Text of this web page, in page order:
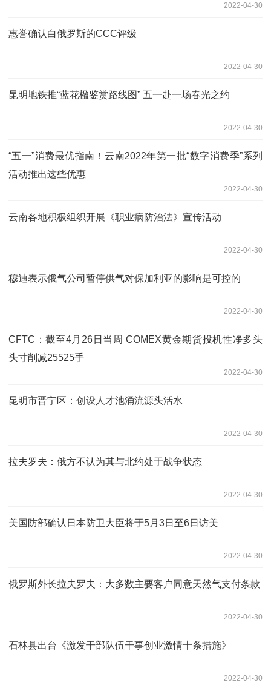
2022-04-30
惠誉确认白俄罗斯的CCC评级
2022-04-30
昆明地铁推“蓝花楹鉴赏路线图” 五一赴一场春光之约
2022-04-30
“五一”消费最优指南！云南2022年第一批“数字消费季”系列
活动推出这些优惠
2022-04-30
云南各地积极组织开展《职业病防治法》宣传活动
2022-04-30
穆迪表示俄气公司暂停供气对保加利亚的影响是可控的
2022-04-30
CFTC：截至4月26日当周 COMEX黄金期货投机性净多头
头寸削减25525手
2022-04-30
昆明市晋宁区：创设人才池涌流源头活水
2022-04-30
拉夫罗夫：俄方不认为其与北约处于战争状态
2022-04-30
美国防部确认日本防卫大臣将于5月3日至6日访美
2022-04-30
俄罗斯外长拉夫罗夫：大多数主要客户同意天然气支付条款
2022-04-30
石林县出台《激发干部队伍干事创业激情十条措施》
2022-04-30